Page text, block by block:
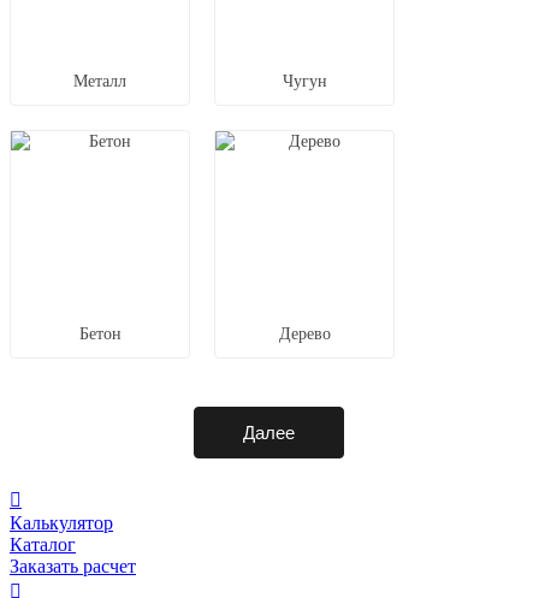
Металл Чугун
Бетон Дерево
Далее
Калькулятор
Каталог
Заказать расчет